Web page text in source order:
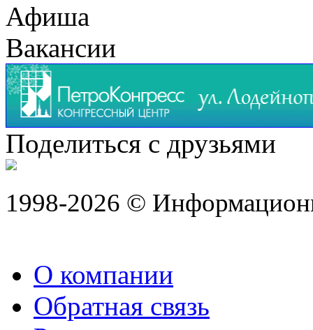
Афиша
Вакансии
Поделиться с друзьями
1998-2026 ©
О компании
Обратная связь